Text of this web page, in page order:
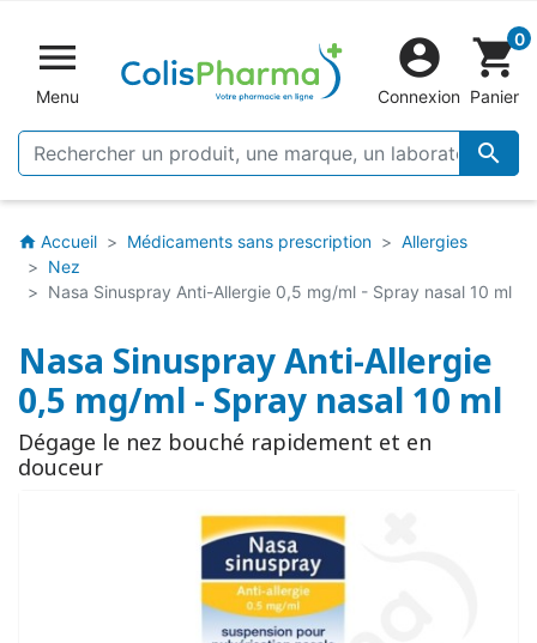

Menu


Connexion
shopping_cart0
Panier
home Accueil Médicaments sans prescription
Allergies
Nez
Nasa Sinuspray Anti-Allergie 0,5 mg/ml - Spray nasal 10 ml
Nasa Sinuspray Anti-Allergie
0,5 mg/ml - Spray nasal 10 ml
Dégage le nez bouché rapidement et en
douceur